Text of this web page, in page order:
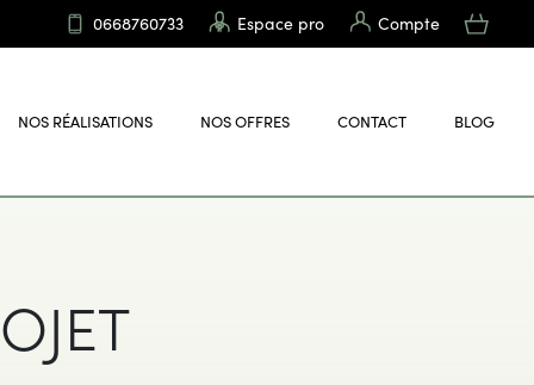
0668760733 Espace pro Compte
NOS RÉALISATIONS NOS OFFRES CONTACT BLOG